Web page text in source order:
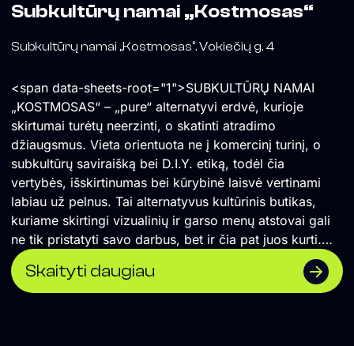
Subkultūrų namai „Kostmosas“
Subkultūrų namai „Kostmosas“. Vokiečių g. 4
<span data-sheets-root="1">SUBKULTŪRŲ NAMAI
„KOSTMOSAS“ – „pure“ alternatyvi erdvė, kurioje
skirtumai turėtų neerzinti, o skatinti atradimo
džiaugsmus. Vieta orientuota ne į komercinį turinį, o
subkultūrų saviraišką bei D.I.Y. etiką, todėl čia
vertybės, išskirtinumas bei kūrybinė laisvė vertinami
labiau už pelnus. Tai alternatyvus kultūrinis butikas,
kuriame skirtingi vizualinių ir garso menų atstovai gali
ne tik pristatyti savo darbus, bet ir čia pat juos kurti.
</span> Formuojame erdvę, kurioje naktinė kultūra
suvokiama ne vien kaip pramoga, o labiau kaip
alternatyvios kultūros sklaidos židinys, socialinė jungtis
Skaityti daugiau